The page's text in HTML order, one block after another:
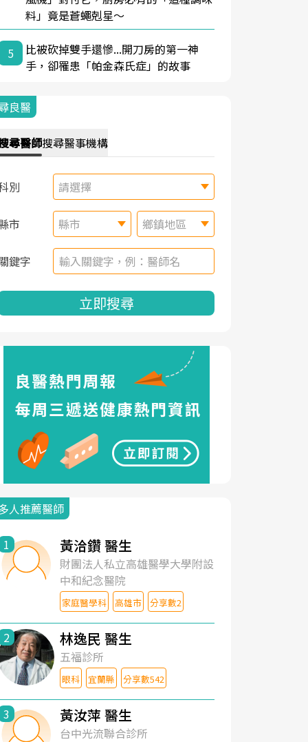
料」竟是蒼蠅剋星～
5
比被砍掉雙手還慘...開刀房的第一神
手，卻罹患「帕金森氏症」的故事
良醫
尋醫師搜尋醫事機構
別 請選擇
市 縣市 鄉鎮地區
鍵字
立即搜尋
人推薦醫師
1 黃洽鑽 醫生
財團法人私立高雄醫學大學附設
中和紀念醫院
家庭醫學科 高雄市 分享數2
2 林逸民 醫生
五福診所
眼科 宜蘭縣 分享數542
3 黃汝萍 醫生
台中光流聯合診所